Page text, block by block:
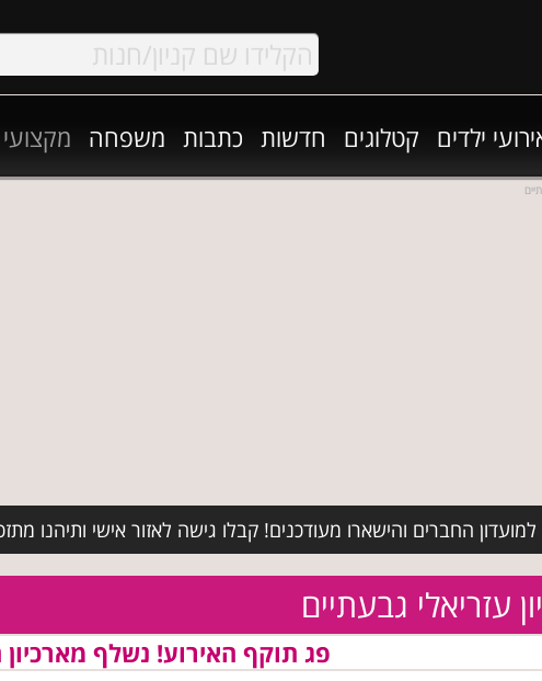
ילדים קטלוגים חדשות כתבות משפחה מקצועי
החברים והישארו מעודכנים! קבלו גישה לאזור אישי ותיהנו
עזריאלי גבעתיים
פג תוקף האירוע! נשלף מארכיון